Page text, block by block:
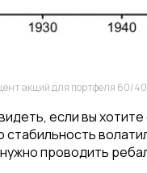
акций для портфеля 60/
если вы хотите
проводить